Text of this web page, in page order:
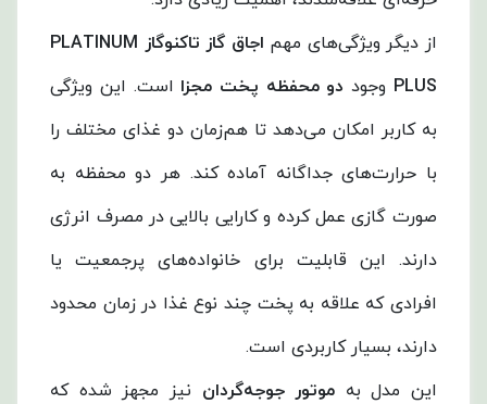
از دیگر ویژگی‌های مهم
اجاق گاز تاکنوگاز PLATINUM
PLUS وجود دو محفظه پخت مجزا است. این ویژگی
به کاربر امکان می‌دهد تا هم‌زمان دو غذای مختلف را
با حرارت‌های جداگانه آماده کند. هر دو محفظه به
صورت گازی عمل کرده و کارایی بالایی در مصرف انرژی
دارند. این قابلیت برای خانواده‌های پرجمعیت یا
افرادی که علاقه به پخت چند نوع غذا در زمان محدود
دارند، بسیار کاربردی است.
این مدل به موتور جوجه‌گردان نیز مجهز شده که